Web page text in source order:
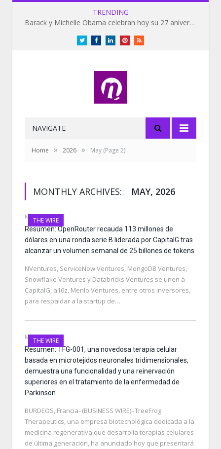
TRENDING
Barack y Michelle Obama celebran hoy su 27 aniversario de bodas
TwitterFacebookLinkedInPinterestRSS
NAVIGATE
Home » 2026 » May (Page 2)
MONTHLY ARCHIVES: MAY, 2026
THE WIRE
MAY 27, 2026
Resumen: OpenRouter recauda 113 millones de
dólares en una ronda serie B liderada por CapitalG tras
alcanzar un volumen semanal de 25 billones de tokens
NVentures, ServiceNow Ventures, MongoDB Ventures,
Snowflake Ventures y Databricks Ventures se unen a
CapitalG, a16z, Menlo Ventures, entre otros inversores,
para respaldar a la startup de…
THE WIRE
MAY 25, 2026
Resumen: TFG-001, una novedosa terapia celular
basada en microtejidos neuronales tridimensionales,
demuestra una funcionalidad y una reinervación
superiores en el tratamiento de la enfermedad de
Parkinson
BURDEOS, Francia–(BUSINESS WIRE)–TreeFrog
Therapeutics, una empresa biotecnológica dedicada a la
medicina regenerativa que desarrolla terapias celulares
de última generación, ha anunciado hoy que presentará